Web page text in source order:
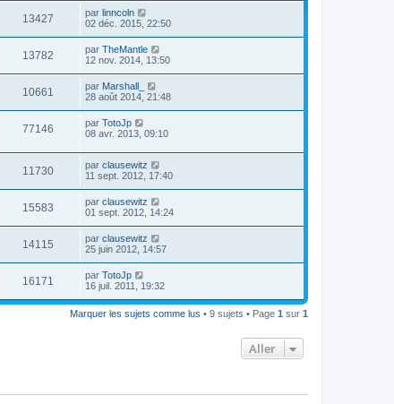
13427 par linncoln
02 déc. 2015, 22:50
13782 par TheMantle
12 nov. 2014, 13:50
10661 par Marshall_
28 août 2014, 21:48
77146 par TotoJp
08 avr. 2013, 09:10
11730 par clausewitz
11 sept. 2012, 17:40
15583 par clausewitz
01 sept. 2012, 14:24
14115 par clausewitz
25 juin 2012, 14:57
16171 par TotoJp
16 juil. 2011, 19:32
Marquer les sujets comme lus • 9 sujets • Page 1 sur 1
Aller